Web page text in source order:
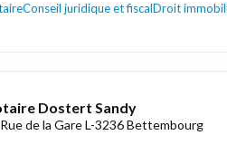
Conseil juridique et fiscalDroit
Dostert Sandy
de la Gare L-3236 Bettembourg